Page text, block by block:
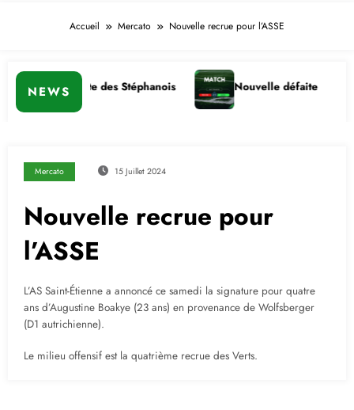
Accueil Mercato Nouvelle recrue pour l’ASSE
NEWS
importante des Stéphanois Nouvelle défaite
Mercato 15 Juillet 2024
Nouvelle recrue pour
l’ASSE
L’AS Saint-Étienne a annoncé ce samedi la signature pour quatre
ans d’Augustine Boakye (23 ans) en provenance de Wolfsberger
(D1 autrichienne).
Le milieu offensif est la quatrième recrue des Verts.